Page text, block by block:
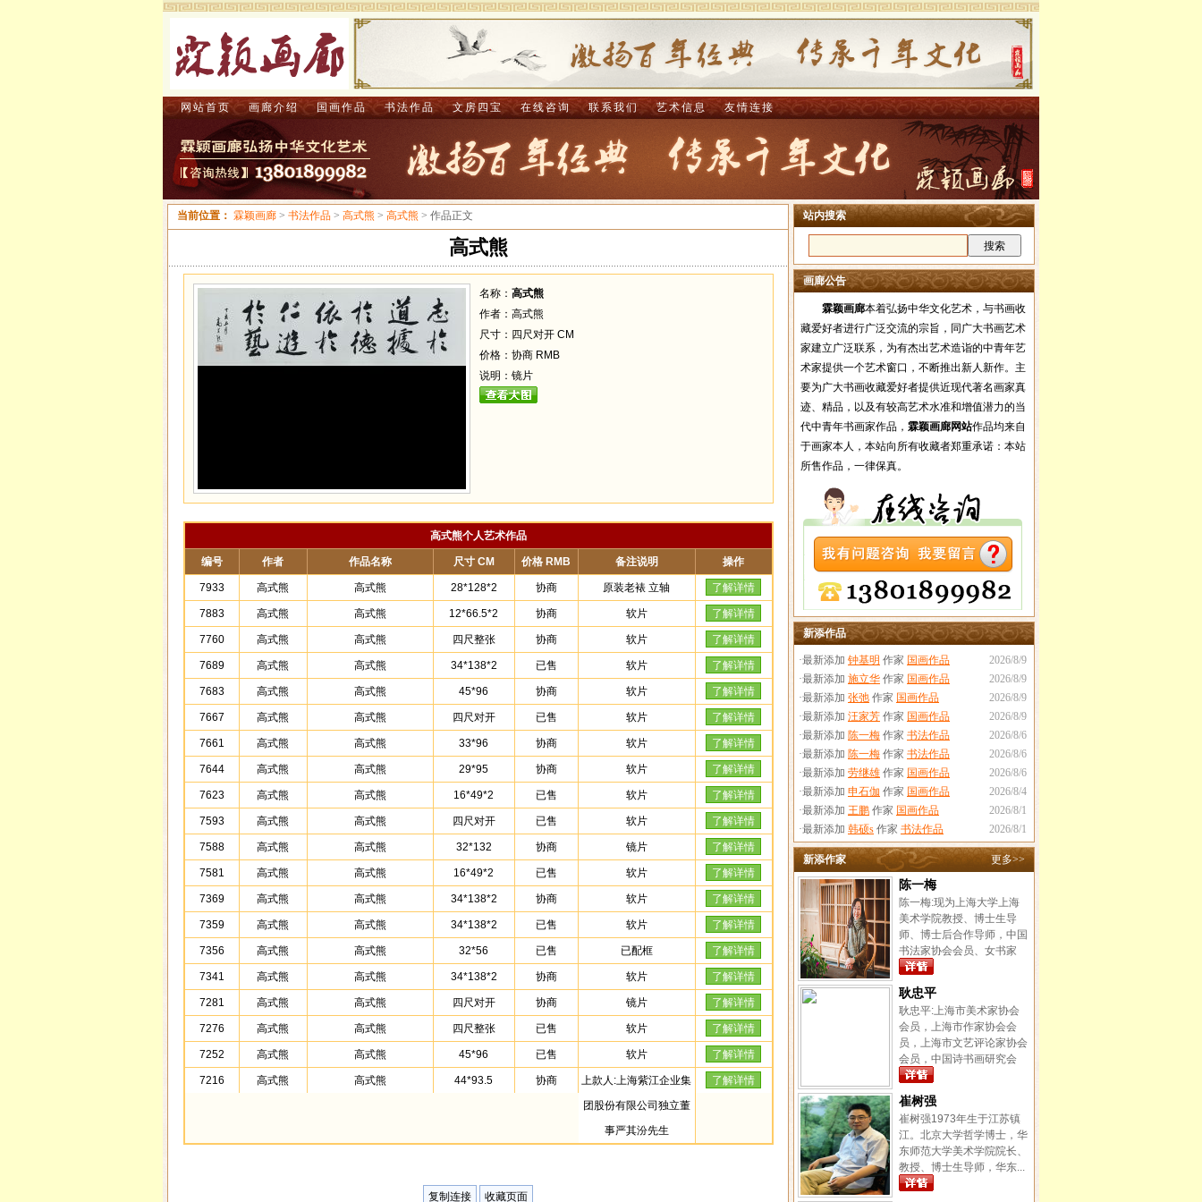
网站首页 画廊介绍 国画作品 书法作品 文房四宝 在线咨询 联系我们 艺术信息 友情连接
当前位置： 霖颖画廊 > 书法作品 > 高式熊 > 高式熊 > 作品正文
高式熊
名称： 高式熊
作者：高式熊
尺寸：四尺对开 CM
价格：协商 RMB
说明：镜片
高式熊个人艺术作品
编号 作者 作品名称 尺寸 CM 价格 RMB 备注说明 操作
7933 高式熊 高式熊 28*128*2 协商 原装老裱 立轴 了解详情
7883 高式熊 高式熊 12*66.5*2 协商 软片 了解详情
7760 高式熊 高式熊 四尺整张 协商 软片 了解详情
7689 高式熊 高式熊 34*138*2 已售 软片 了解详情
7683 高式熊 高式熊 45*96 协商 软片 了解详情
7667 高式熊 高式熊 四尺对开 已售 软片 了解详情
7661 高式熊 高式熊 33*96 协商 软片 了解详情
7644 高式熊 高式熊 29*95 协商 软片 了解详情
7623 高式熊 高式熊 16*49*2 已售 软片 了解详情
7593 高式熊 高式熊 四尺对开 已售 软片 了解详情
7588 高式熊 高式熊 32*132 协商 镜片 了解详情
7581 高式熊 高式熊 16*49*2 已售 软片 了解详情
7369 高式熊 高式熊 34*138*2 协商 软片 了解详情
7359 高式熊 高式熊 34*138*2 已售 软片 了解详情
7356 高式熊 高式熊 32*56 已售 已配框 了解详情
7341 高式熊 高式熊 34*138*2 协商 软片 了解详情
7281 高式熊 高式熊 四尺对开 协商 镜片 了解详情
7276 高式熊 高式熊 四尺整张 已售 软片 了解详情
7252 高式熊 高式熊 45*96 已售 软片 了解详情
7216 高式熊 高式熊 44*93.5 协商
上款人:上海紫江企业集
团股份有限公司独立董
事严其汾先生
了解详情
复制连接 收藏页面
站内搜索
画廊公告
霖颖画廊本着弘扬中华文化艺术，与书画收
藏爱好者进行广泛交流的宗旨，同广大书画艺术
家建立广泛联系，为有杰出艺术造诣的中青年艺
术家提供一个艺术窗口，不断推出新人新作。主
要为广大书画收藏爱好者提供近现代著名画家真
迹、精品，以及有较高艺术水准和增值潜力的当
代中青年书画家作品， 霖颖画廊网站作品均来自
于画家本人，本站向所有收藏者郑重承诺：本站
所售作品，一律保真。
新添作品
2026/8/9
·最新添加 钟基明 作家 国画作品
2026/8/9
·最新添加 施立华 作家 国画作品
2026/8/9
·最新添加 张弛 作家 国画作品
2026/8/9
·最新添加 汪家芳 作家 国画作品
2026/8/6
·最新添加 陈一梅 作家 书法作品
2026/8/6
·最新添加 陈一梅 作家 书法作品
2026/8/6
·最新添加 劳继雄 作家 国画作品
2026/8/4
·最新添加 申石伽 作家 国画作品
2026/8/1
·最新添加 王鹏 作家 国画作品
2026/8/1
·最新添加 韩硕s 作家 书法作品
新添作家 更多>>
陈一梅
陈一梅:现为上海大学上海
美术学院教授、博士生导
师、博士后合作导师，中国
书法家协会会员、女书家
专...
耿忠平
耿忠平:上海市美术家协会
会员，上海市作家协会会
员，上海市文艺评论家协会
会员，中国诗书画研究会
海...
崔树强
崔树强1973年生于江苏镇
江。北京大学哲学博士，华
东师范大学美术学院院长、
教授、博士生导师，华东...